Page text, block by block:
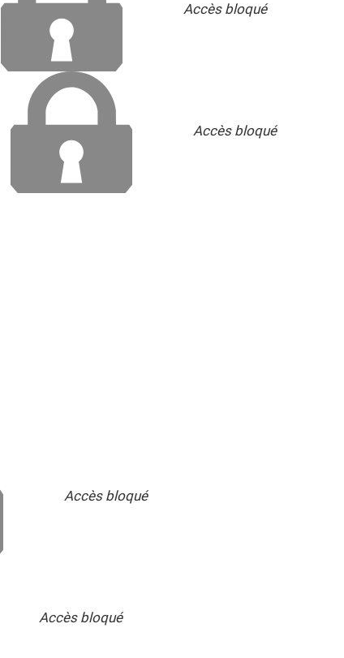
Accès bloqué
Accès bloqué
Accès bloqué
Accès bloqué